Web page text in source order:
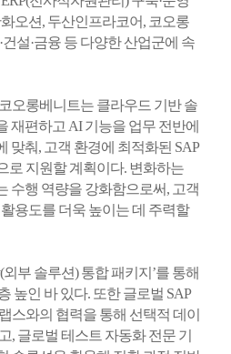
오션, 두산인프라코어, 코오롱
설·금융 등 다양한 산업군에 속
오롱베니트는 클라우드 기반 솔
재편하고 AI 기능을 업무 전반에
맞춰, 고객 환경에 최적화된 SAP
로 지원할 계획이다. 변화하는
수행 역량을 강화함으로써, 고객
용도를 더욱 높이는 데 주력할
외부 솔루션) 통합 패키지’를 통해
높인 바 있다. 또한 글로벌 SAP
스와의 협력을 통해 선택적 데이
, 글로벌 테스트 자동화 전문 기